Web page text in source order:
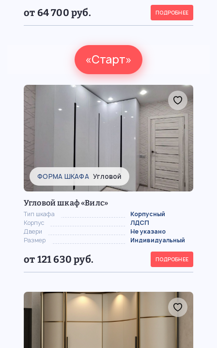
от 64 700 руб. ПОДРОБНЕЕ
«Старт»
ФОРМА ШКАФА Угловой
Угловой шкаф «Вилс»
Тип шкафа
Корпусный
Корпус
ЛДСП
Двери
Не указано
Размер
Индивидуальный
от 121 630 руб. ПОДРОБНЕЕ